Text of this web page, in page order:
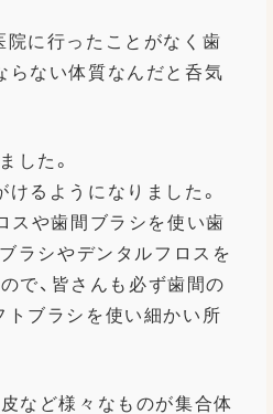
院に行ったことがなく歯
らない体質なんだと呑気
した。
るようになりました。
スや歯間ブラシを使い歯
ラシやデンタルフロスを
で、皆さんも必ず歯間の
トブラシを使い細かい所
など様々なものが集合体